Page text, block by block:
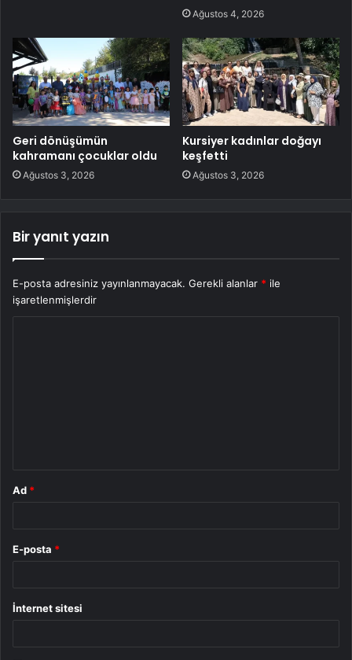
Ağustos 4, 2026
Geri dönüşümün
kahramanı çocuklar oldu
Ağustos 3, 2026
Kursiyer kadınlar doğayı
keşfetti
Ağustos 3, 2026
Bir yanıt yazın
E-posta adresiniz yayınlanmayacak. Gerekli alanlar * ile
işaretlenmişlerdir
Ad *
E-posta *
İnternet sitesi